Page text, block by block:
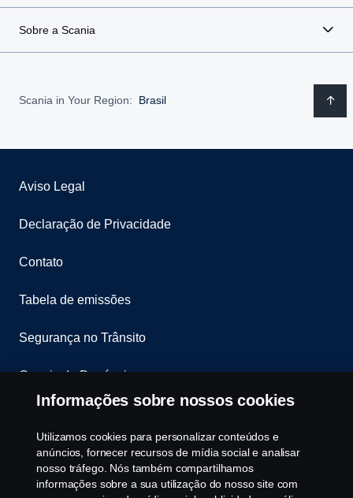
Sobre a Scania
Scania in Your Region: Brasil
Aviso Legal
Declaração de Privacidade
Contato
Tabela de emissões
Segurança no Trânsito
Canais de Denúncia
Programa de Rotulagem Veicular
Política de Cookies
Configurações de cookies
Informações sobre nossos cookies
Utilizamos cookies para personalizar conteúdos e
anúncios, fornecer recursos de mídia social e analisar
nosso tráfego. Nós também compartilhamos
informações sobre a sua utilização do nosso site com